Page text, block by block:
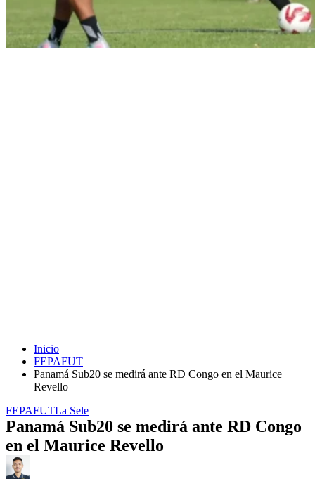
Inicio
FEPAFUT
Panamá Sub20 se medirá ante RD Congo en el Maurice
Revello
FEPAFUTLa Sele
Panamá Sub20 se medirá ante RD Congo
en el Maurice Revello